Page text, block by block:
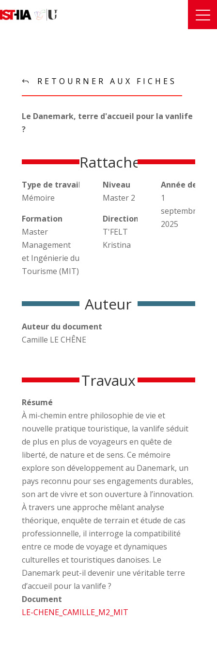
RETOURNER AUX FICHES
Le Danemark, terre d'accueil pour la vanlife
?
Rattachements
Type de travail universitaire
Mémoire
Formation
Master
Management
et Ingénierie du
Tourisme (MIT)
Niveau
Master 2
Direction des travaux
T'FELT
Kristina
Année de
1
septembre
2025
Auteur
Auteur du document
Camille LE CHÊNE
Travaux
Résumé
À mi-chemin entre philosophie de vie et
nouvelle pratique touristique, la vanlife séduit
de plus en plus de voyageurs en quête de
liberté, de nature et de sens. Ce mémoire
explore son développement au Danemark, un
pays reconnu pour ses engagements durables,
son art de vivre et son ouverture à l’innovation.
À travers une approche mêlant analyse
théorique, enquête de terrain et étude de cas
professionnelle, il interroge la compatibilité
entre ce mode de voyage et dynamiques
culturelles et touristiques danoises. Le
Danemark peut-il devenir une véritable terre
d’accueil pour la vanlife ?
Document
LE-CHENE_CAMILLE_M2_MIT